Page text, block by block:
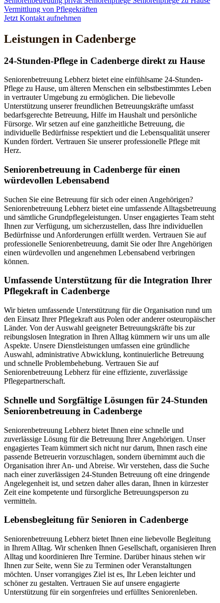
Vermittlung von Pflegekräften
Jetzt Kontakt aufnehmen
Leistungen in Cadenberge
24-Stunden-Pflege in Cadenberge direkt zu Hause
Seniorenbetreuung Lebherz bietet eine einfühlsame 24-Stunden-
Pflege zu Hause, um älteren Menschen ein selbstbestimmtes Leben
in vertrauter Umgebung zu ermöglichen. Die liebevolle
Unterstützung unserer freundlichen Betreuungskräfte umfasst
bedarfsgerechte Betreuung, Hilfe im Haushalt und persönliche
Fürsorge. Wir setzen auf eine ganzheitliche Betreuung, die
individuelle Bedürfnisse respektiert und die Lebensqualität unserer
Kunden fördert. Vertrauen Sie unserer professionelle Pflege mit
Herz.
Senioren­betreuung in Cadenberge für einen
würdevollen Lebensabend
Suchen Sie eine Betreuung für sich oder einen Angehörigen?
Seniorenbetreuung Lebherz bietet eine umfassende Alltagsbetreuung
und sämtliche Grundpflegeleistungen. Unser engagiertes Team steht
Ihnen zur Verfügung, um sicherzustellen, dass Ihre individuellen
Bedürfnisse und Anforderungen erfüllt werden. Vertrauen Sie auf
professionelle Seniorenbetreuung, damit Sie oder Ihre Angehörigen
einen würdevollen und angenehmen Lebensabend verbringen
können.
Umfassende Unterstützung für die Integration Ihrer
Pflegekraft in Cadenberge
Wir bieten umfassende Unterstützung für die Organisation rund um
den Einsatz Ihrer Pflegekraft aus Polen oder anderer osteuropäischer
Länder. Von der Auswahl geeigneter Betreuungskräfte bis zur
reibungslosen Integration in Ihren Alltag kümmern wir uns um alle
Aspekte. Unsere Dienstleistungen umfassen eine gründliche
Auswahl, administrative Abwicklung, kontinuierliche Betreuung
und schnelle Problembehebung. Vertrauen Sie auf
Seniorenbetreuung Lebherz für eine effiziente, zuverlässige
Pflegepartnerschaft.
Schnelle und Sorgfältige Lösungen für 24-Stunden
Seniorenbetreuung in Cadenberge
Seniorenbetreuung Lebherz bietet Ihnen eine schnelle und
zuverlässige Lösung für die Betreuung Ihrer Angehörigen. Unser
engagiertes Team kümmert sich nicht nur darum, Ihnen rasch eine
passende Betreuerin vorzuschlagen, sondern übernimmt auch die
Organisation ihrer An- und Abreise. Wir verstehen, dass die Suche
nach einer zuverlässigen 24-Stunden Betreuung oft eine dringende
Angelegenheit ist, und setzen daher alles daran, Ihnen in kürzester
Zeit eine kompetente und fürsorgliche Betreuungsperson zu
vermitteln.
Lebensbegleitung für Senioren in Cadenberge
Seniorenbetreuung Lebherz bietet Ihnen eine liebevolle Begleitung
in Ihrem Alltag. Wir schenken Ihnen Gesellschaft, organisieren Ihren
Alltag und koordinieren Ihre Termine. Darüber hinaus stehen wir
Ihnen zur Seite, wenn Sie zu Terminen oder Veranstaltungen
möchten. Unser vorrangiges Ziel ist es, Ihr Leben leichter und
schöner zu gestalten. Vertrauen Sie auf unsere engagierte
Unterstützung für ein sorgenfreies und erfülltes Seniorenleben.